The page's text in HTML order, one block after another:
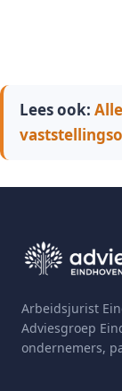
Lees ook:
Arbeidsjurist
Adviesgroep
ondernemers,